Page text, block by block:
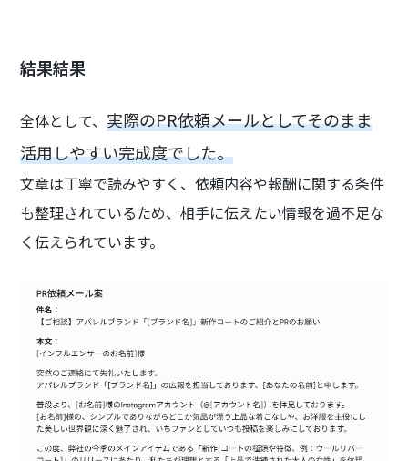
結果結果
全体として、実際のPR依頼メールとしてそのまま
活用しやすい完成度でした。
文章は丁寧で読みやすく、依頼内容や報酬に関する条件
も整理されているため、相手に伝えたい情報を過不足な
く伝えられています。